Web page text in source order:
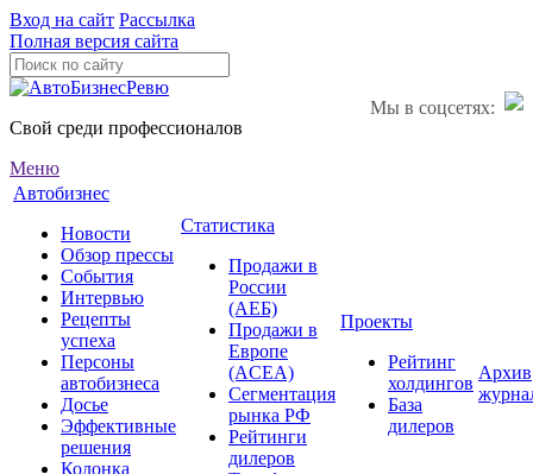
Вход на сайт Рассылка
Полная версия сайта
Мы в соцсетях:
Свой среди профессионалов
Меню
Автобизнес
Новости
Обзор прессы
События
Интервью
Рецепты
успеха
Персоны
автобизнеса
Досье
Эффективные
решения
Колонка
Статистика
Продажи в
России
(АЕБ)
Продажи в
Европе
(ACEA)
Сегментация
рынка РФ
Рейтинги
дилеров
Проекты
Рейтинг
холдингов
База
дилеров
Архив